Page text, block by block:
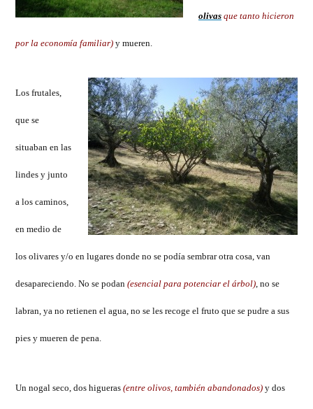
olivasque tanto hicieron
por la economía familiar)y mueren.
Los frutales,
que se
situaban en las
lindes y junto
a los caminos,
en medio de
los olivares y/o en lugares donde no se podía sembrar otra cosa, van
desapareciendo. No se podan(esencial para potenciar el árbol), no se
labran, ya no retienen el agua, no se les recoge el fruto que se pudre a sus
pies y mueren de pena.
Un nogal seco, dos higueras(entre olivos, también abandonados)y dos